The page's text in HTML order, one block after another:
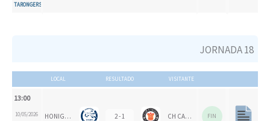
TARONGERS
JORNADA 18
LOCAL RESULTADO VISITANTE
13:00
10/05/2026 HONIGVÖGEL 2 - 1 CH CARPESA FIN